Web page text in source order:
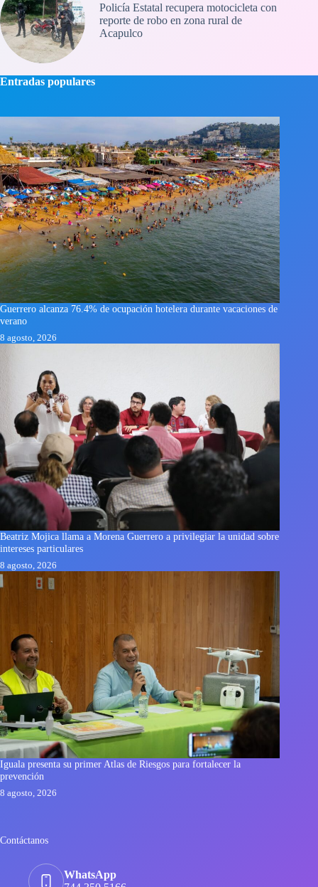
Policía Estatal recupera motocicleta con
reporte de robo en zona rural de
Acapulco
Entradas populares
Guerrero alcanza 76.4% de ocupación hotelera durante vacaciones de
verano
8 agosto, 2026
Beatriz Mojica llama a Morena Guerrero a privilegiar la unidad sobre
intereses particulares
8 agosto, 2026
Iguala presenta su primer Atlas de Riesgos para fortalecer la
prevención
8 agosto, 2026
Contáctanos
WhatsApp